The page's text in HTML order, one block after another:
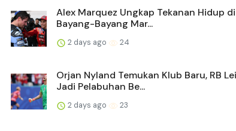
Alex Marquez Ungkap Tekanan Hidup
Bayang-Bayang Mar...
2 days ago 24
Orjan Nyland Temukan Klub Baru, RB
Jadi Pelabuhan Be...
2 days ago 23